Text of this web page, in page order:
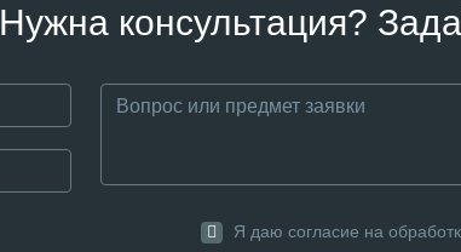
Нужна консультация?
Я даю согласие на